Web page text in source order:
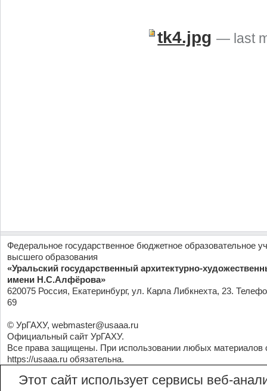
tk4.jpg — last
Федеральное государственное бюджетное образовательное
высшего образования
«Уральский государственный архитектурно-
имени Н.С.Алфёрова»
620075 Россия, Екатеринбург, ул. Карла Либкнехта, 23.
69
© УрГАХУ, webmaster@usaaa.ru
Официальный сайт УрГАХУ.
Все права защищены. При использовании любых материалов
https://usaaa.ru обязательна.
Этот сайт использует сервисы веб-